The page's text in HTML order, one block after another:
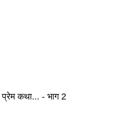
प्रेम कथा... - भाग 2